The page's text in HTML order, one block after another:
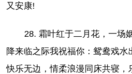
又安康!
28. 霜叶红于二月花，一场
降来临之际我祝福你：鸳鸯戏水
快乐无边，情柔浪漫同床共寝，